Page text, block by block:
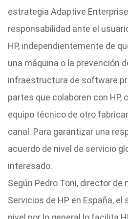
estrategia Adaptive
responsabilidad ante el
HP, independientemente de
una máquina o la prevención
infraestructura de software
partes que colaboren con HP,
equipo técnico de otro
canal. Para garantizar una
acuerdo de nivel de servicio
interesado.
Según Pedro Toni, director de
Servicios de HP en España, el